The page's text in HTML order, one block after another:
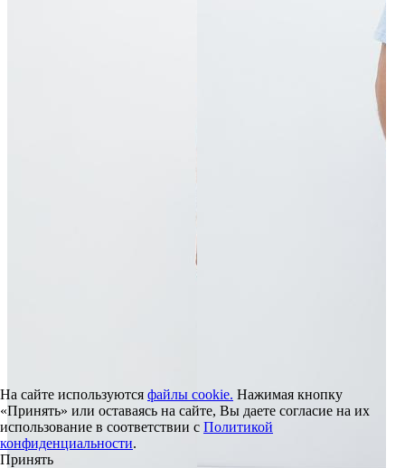
На сайте используются файлы cookie. Нажимая кнопку
«Принять» или оставаясь на сайте, Вы даете согласие на их
использование в соответствии с Политикой
конфиденциальности.
Принять